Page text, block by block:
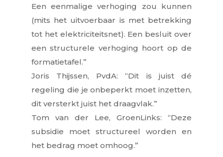
Een eenmalige verhoging zou kunnen
(mits het uitvoerbaar is met betrekking
tot het elektriciteitsnet). Een besluit over
een structurele verhoging hoort op de
formatietafel.”
Joris Thijssen, PvdA: “Dit is juist dé
regeling die je onbeperkt moet inzetten,
dit versterkt juist het draagvlak.”
Tom van der Lee, GroenLinks: “Deze
subsidie moet structureel worden en
het bedrag moet omhoog.”